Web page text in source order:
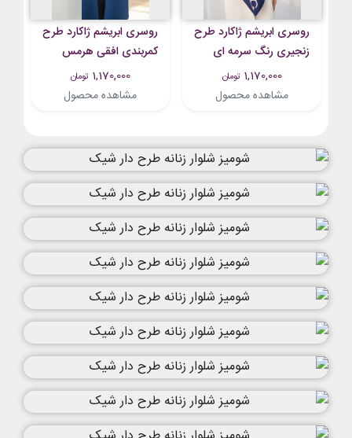
روسری ابریشم ژاکارد طرح
زنجیری رنگ سرمه ای
1,170,000 تومان
مشاهده محصول
روسری ابریشم ژاکارد طرح
کمربندی افقی هرمس
سرمه ای1,170,000 تومان
مشاهده محصول